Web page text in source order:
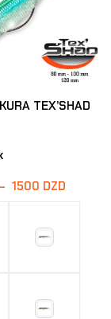
TEX’SHAD
1500 DZD